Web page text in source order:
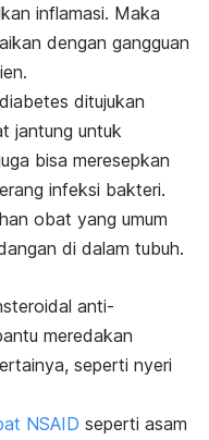
inflamasi. Maka
dengan gangguan
ditujukan
jantung untuk
bisa meresepkan
infeksi bakteri.
obat yang umum
di dalam tubuh.
anti-
meredakan
seperti nyeri
NSAID seperti asam